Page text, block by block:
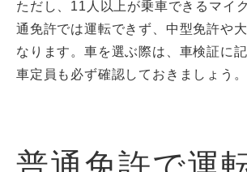
ただし、11人以上が乗車できるマイ
通免許では運転できず、中型免許や
なります。車を選ぶ際は、車検証に
車定員も必ず確認しておきましょう。